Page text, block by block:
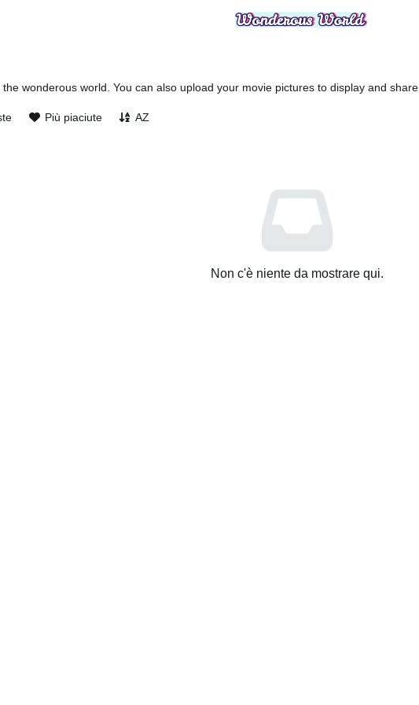
wonderous world. You can also upload your movie pictures to display and share.
Più piaciute AZ
Non c'è niente da mostrare qui.